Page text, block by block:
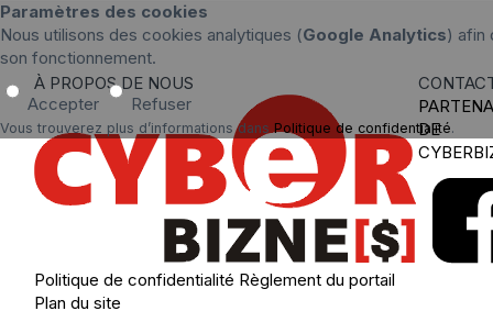
Paramètres des cookies
Nous utilisons des cookies analytiques (Google Analytics) afin
son fonctionnement.
Accepter Refuser
Vous trouverez plus d’informations dansPolitique de confidentialité.
À PROPOS DE NOUS
Politique de confidentialité Règlement du portail
Plan du site
DE